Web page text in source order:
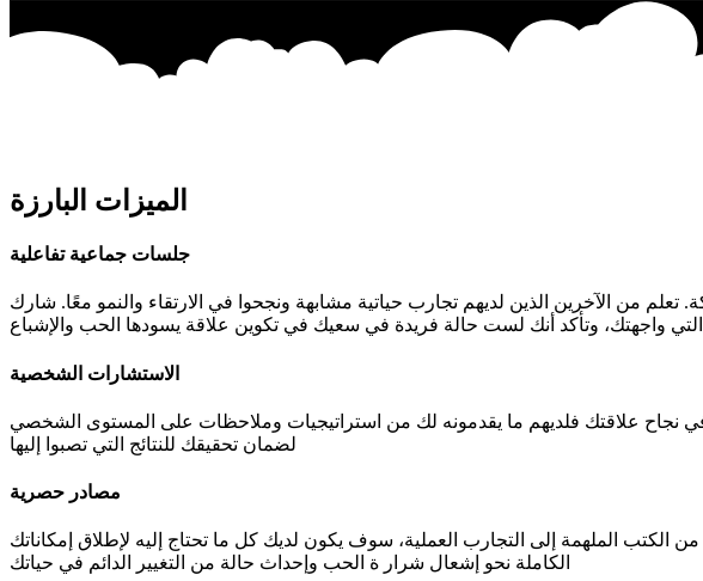
الميزات البارزة
جلسات جماعية تفاعلية
من الآخرين الذين لديهم تجارب حياتية مشابهة ونجحوا في الارتقاء والنمو معًا. شارك
التي واجهتك، وتأكد أنك لست حالة فريدة في سعيك في تكوين علاقة يسودها الحب والإشباع
الاستشارات الشخصية
نجاح علاقتك فلديهم ما يقدمونه لك من استراتيجيات وملاحظات على المستوى الشخصي
لضمان تحقيقك للنتائج التي تصبوا إليها
مصادر حصرية
الملهمة إلى التجارب العملية، سوف يكون لديك كل ما تحتاج إليه لإطلاق إمكاناتك
الكاملة نحو إشعال شرار ة الحب وإحداث حالة من التغيير الدائم في حياتك